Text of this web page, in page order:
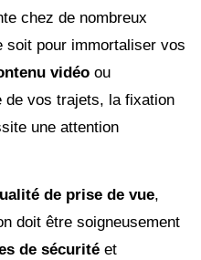
chez de nombreux
soit pour immortaliser vos
vidéo ou
de vos trajets, la fixation
une attention
de prise de vue,
doit être soigneusement
de sécurité et